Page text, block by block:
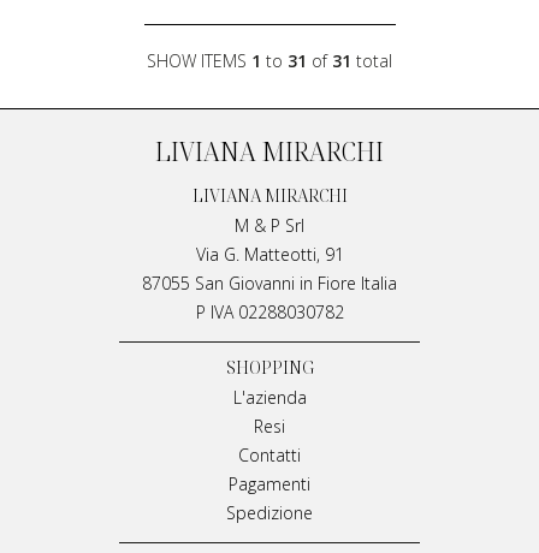
SHOW ITEMS 1 to 31 of 31 total
LIVIANA MIRARCHI
LIVIANA MIRARCHI
M & P Srl
Via G. Matteotti, 91
87055 San Giovanni in Fiore Italia
P IVA 02288030782
SHOPPING
L'azienda
Resi
Contatti
Pagamenti
Spedizione